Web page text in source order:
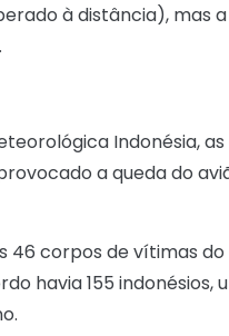
à distância), mas
Indonésia,
a queda do
46 corpos de vítimas
havia 155